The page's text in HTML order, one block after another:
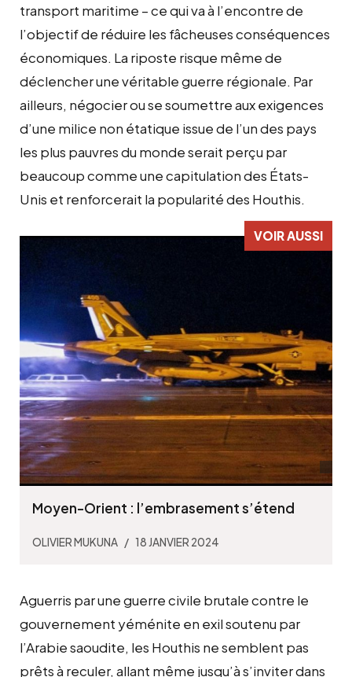
transport maritime – ce qui va à l’encontre de
l’objectif de réduire les fâcheuses conséquences
économiques. La riposte risque même de
déclencher une véritable guerre régionale. Par
ailleurs, négocier ou se soumettre aux exigences
d’une milice non étatique issue de l’un des pays
les plus pauvres du monde serait perçu par
beaucoup comme une capitulation des États-
Unis et renforcerait la popularité des Houthis.
Moyen-Orient : l’embrasement s’étend
OLIVIER MUKUNA 18 JANVIER 2024
Aguerris par une guerre civile brutale contre le
gouvernement yéménite en exil soutenu par
l’Arabie saoudite, les Houthis ne semblent pas
prêts à reculer, allant même jusqu’à s’inviter dans